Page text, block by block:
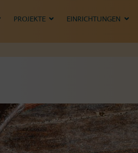
PROJEKTE EINRICHTUNGEN